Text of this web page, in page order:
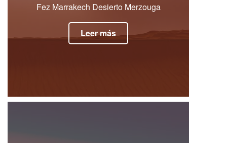
Fez Marrakech Desierto Merzouga
Leer más